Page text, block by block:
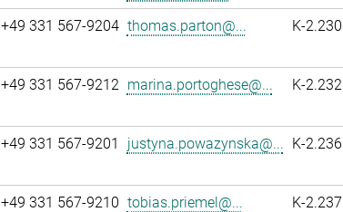
+49 331 567-9204 thomas.parton@... K-2.230
+49 331 567-9212 marina.portoghese@... K-2.232
+49 331 567-9201 justyna.powazynska@... K-2.236
+49 331 567-9210 tobias.priemel@... K-2.237